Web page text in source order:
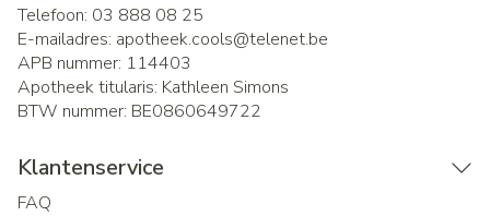
Telefoon: 03 888 08 25
E-mailadres: apotheek.cools@telenet.be
APB nummer: 114403
Apotheek titularis: Kathleen Simons
BTW nummer: BE0860649722
Klantenservice
FAQ